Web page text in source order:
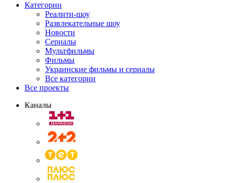
Категории
Реалити-шоу
Развлекательные шоу
Новости
Сериалы
Мультфильмы
Фильмы
Украинские фильмы и сериалы
Все категории
Все проекты
Каналы